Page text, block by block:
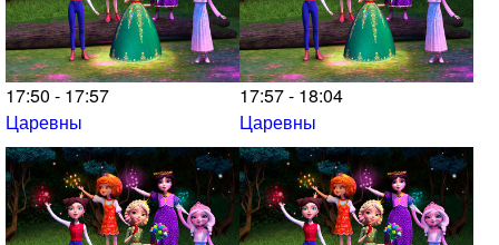
17:50 - 17:57
Царевны
17:57 - 18:04
Царевны